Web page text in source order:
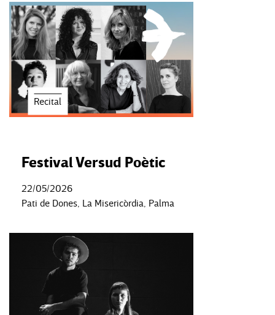
Recital
Festival Versud Poètic
22/05/2026
Pati de Dones, La Misericòrdia, Palma